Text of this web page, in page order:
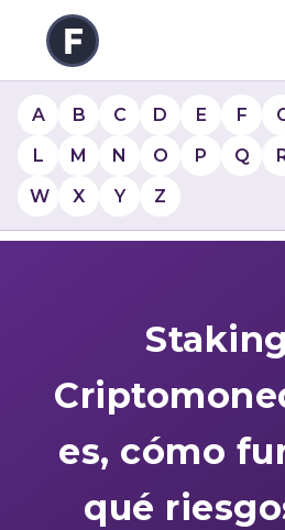
A B C D E F
L
M N O P Q
W
X Y Z
es, cómo
qué